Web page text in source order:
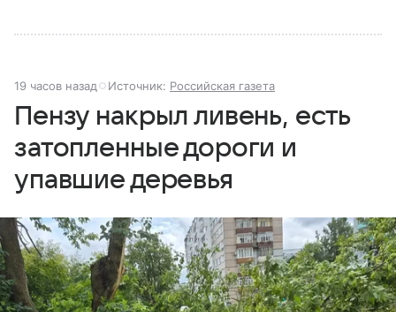
19 часов назад Источник: Российская газета
Пензу накрыл ливень, есть
затопленные дороги и
упавшие деревья